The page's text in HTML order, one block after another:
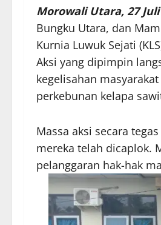
Morowali Utara, 27 Juli
Bungku Utara, dan
Kurnia Luwuk Sejati
Aksi yang dipimpin
kegelisahan
perkebunan kelapa
Massa aksi secara
mereka telah dicaplok.
pelanggaran hak-hak